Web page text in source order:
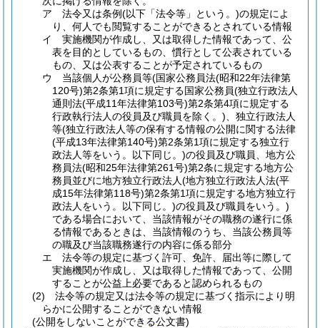
ア
法令又は条例(以下「法令等」という。)の規定によ
り、何人でも閲覧することができるとされている情報
イ
実施機関が作成し、又は取得した情報であって、公
表を目的としているもの、慣行として公表されている
もの、又は公表することが予定されているもの
ウ
当該個人が公務員等(国家公務員法(昭和22年法律第
120号)第2条第1項に規定する国家公務員(独立行政法人
通則法(平成11年法律第103号)第2条第4項に規定する
行政執行法人の役員及び職員を除く。) 、独立行政法人
等(独立行政法人等の保有する情報の公開に関する法律
(平成13年法律第140号)第2条第1項に規定する独立行
政法人等をいう。以下同じ。)の役員及び職員、地方公
務員法(昭和25年法律第261号)第2条に規定する地方公
務員並びに地方独立行政法人(地方独立行政法人法(平
成15年法律第118号)第2条第1項に規定する地方独立行
政法人をいう。以下同じ。)の役員及び職員をいう。)
である場合において、当該情報がその職務の遂行に係
る情報であるときは、当該情報のうち、当該公務員等
の職及び当該職務遂行の内容に係る部分
エ
法令等の規定に基づく許可、免許、届出等に際して
実施機関が作成し、又は取得した情報であって、公開
することが公益上必要であると認められるもの
(2)
法令等の規定又は法令等の規定に基づく指示により明
らかに公開することができない情報
(公開をしないことができる公文書)